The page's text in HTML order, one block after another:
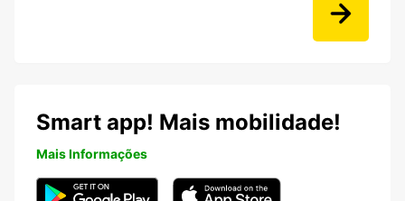
Smart app! Mais mobilidade!
Mais Informações